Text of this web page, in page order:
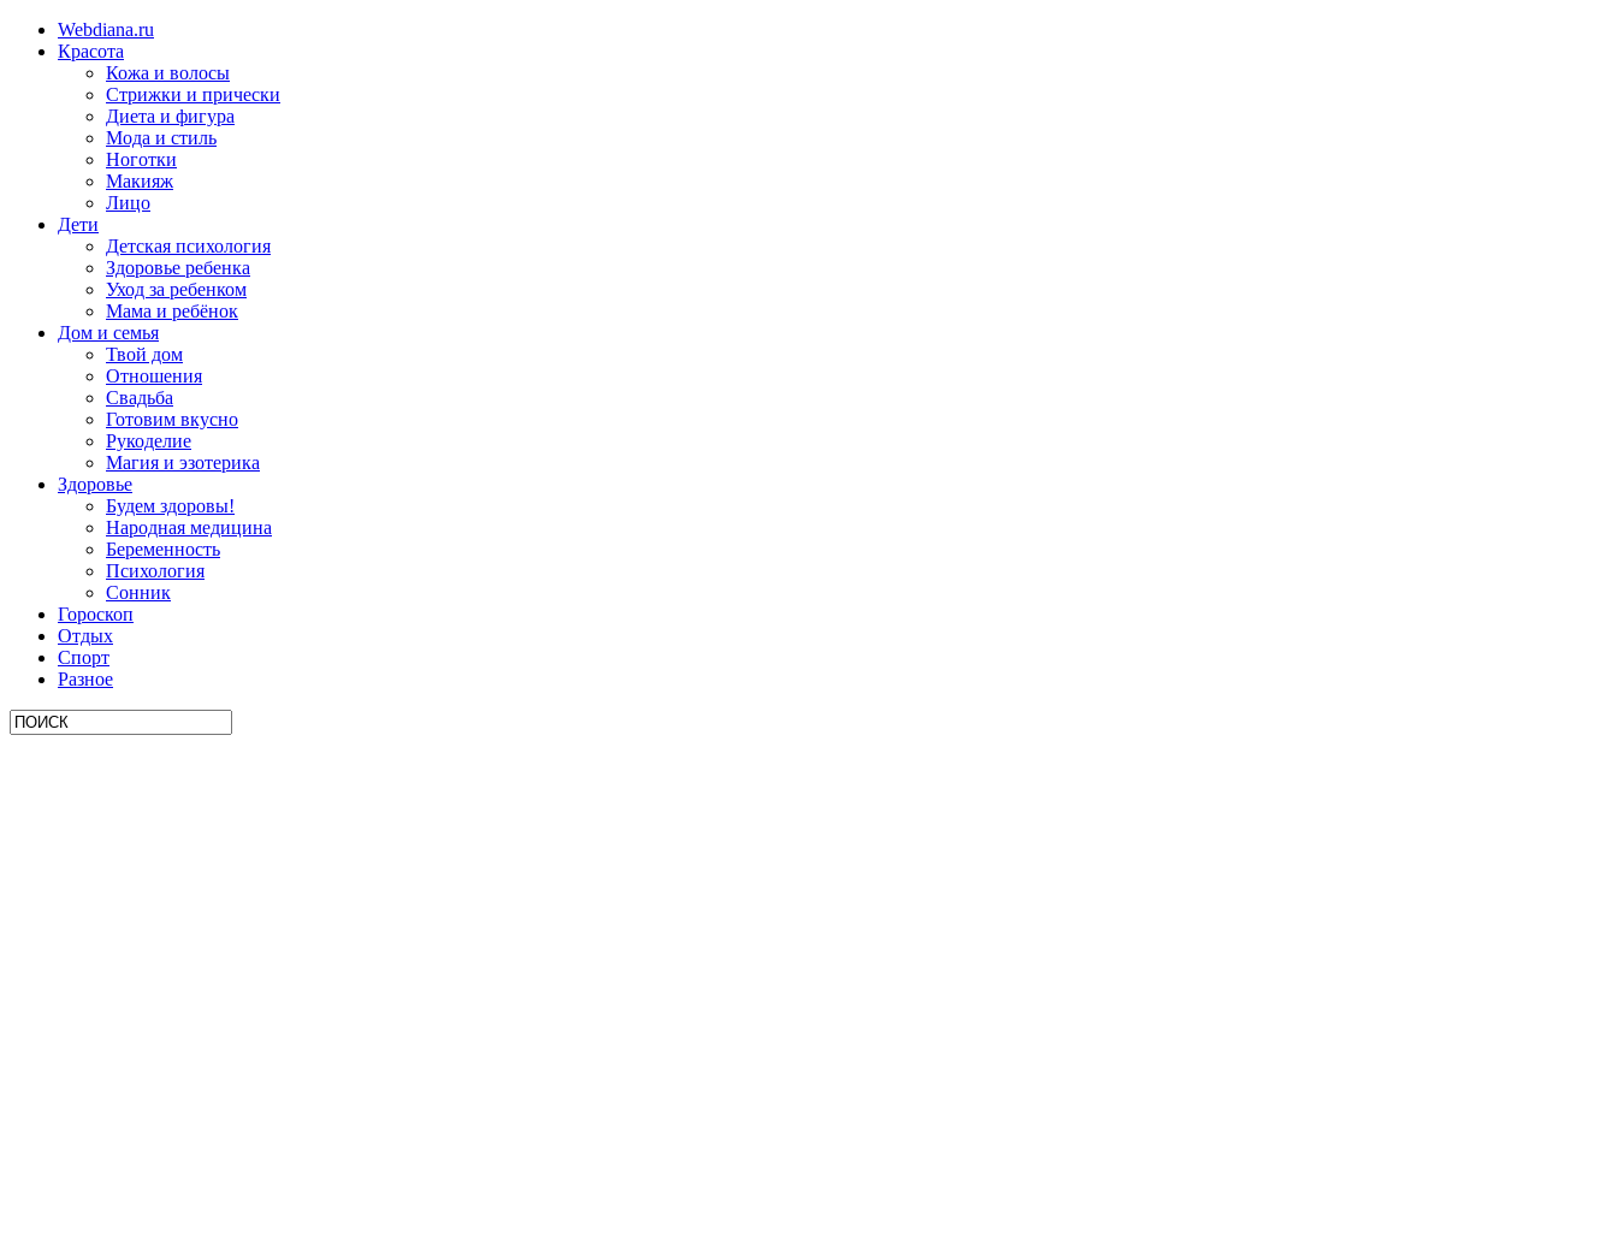
Webdiana.ru
Красота
Кожа и волосы
Стрижки и прически
Диета и фигура
Мода и стиль
Ноготки
Макияж
Лицо
Дети
Детская психология
Здоровье ребенка
Уход за ребенком
Мама и ребёнок
Дом и семья
Твой дом
Отношения
Свадьба
Готовим вкусно
Рукоделие
Магия и эзотерика
Здоровье
Будем здоровы!
Народная медицина
Беременность
Психология
Сонник
Гороскоп
Отдых
Спорт
Разное